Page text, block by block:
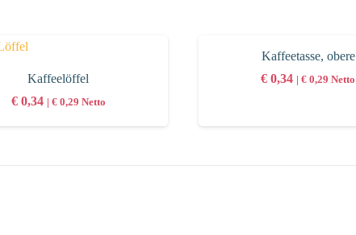
Kaffeelöffel
€0,34 €0,29 Netto
Kaffeetasse, obere
€ 0,34 |€ 0,29 Netto